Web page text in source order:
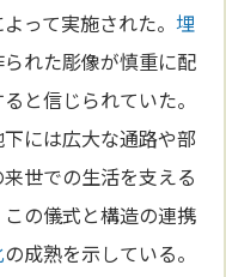
って実施された。埋
れた彫像が慎重に配
と信じられていた。
下には広大な通路や部
世での生活を支える
の儀式と構造の連携
の成熟を示している。